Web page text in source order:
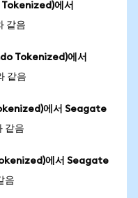
에서
같음
Tokenized)에서
같음
에서 Seagate
같음
에서 Seagate
음